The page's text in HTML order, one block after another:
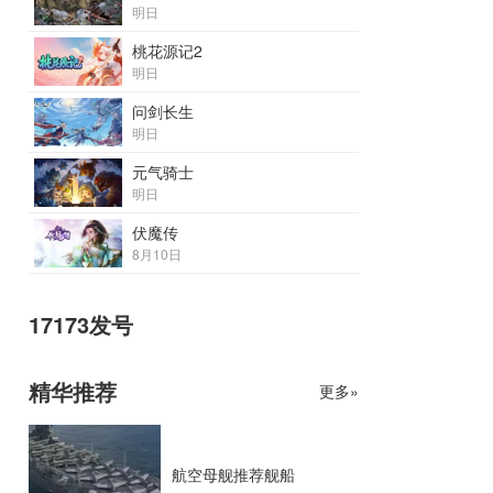
明日
桃花源记2
明日
问剑长生
明日
元气骑士
明日
伏魔传
8月10日
17173发号
精华推荐 更多»
航空母舰推荐舰船